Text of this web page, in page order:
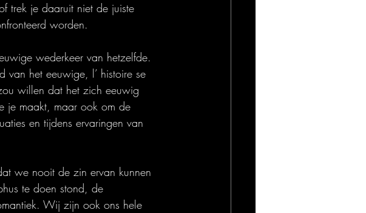
trek je daaruit niet de juiste
worden.
wederkeer van hetzelfde.
het eeuwige, l’ histoire se
willen dat het zich eeuwig
je maakt, maar ook om de
en tijdens ervaringen van
we nooit de zin ervan kunnen
te doen stond, de
Wij zijn ook ons hele